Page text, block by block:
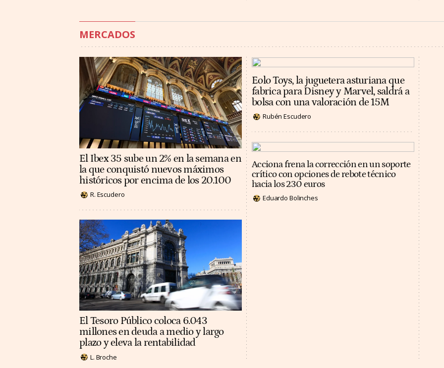
MERCADOS
El Ibex 35 sube un 2% en la semana en
la que conquistó nuevos máximos
históricos por encima de los 20.100
R. Escudero
El Tesoro Público coloca 6.043
millones en deuda a medio y largo
plazo y eleva la rentabilidad
L. Broche
Eolo Toys, la juguetera asturiana que
fabrica para Disney y Marvel, saldrá a
bolsa con una valoración de 15M
Rubén Escudero
Acciona frena la corrección en un soporte
crítico con opciones de rebote técnico
hacia los 230 euros
Eduardo Bolinches